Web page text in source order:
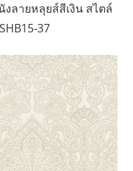
งลายหลุยส์สีเงิน สไตล์
37